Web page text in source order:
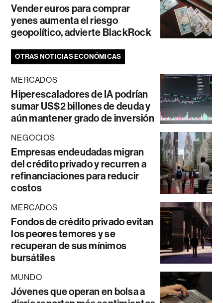
Vender euros para comprar
yenes aumenta el riesgo
geopolítico, advierte BlackRock
OTRAS NOTICIAS ECONÓMICAS
MERCADOS
Hiperescaladores de IA podrían
sumar US$2 billones de deuda y
aún mantener grado de inversión
NEGOCIOS
Empresas endeudadas migran
del crédito privado y recurren a
refinanciaciones para reducir
costos
MERCADOS
Fondos de crédito privado evitan
los peores temores y se
recuperan de sus mínimos
bursátiles
MUNDO
Jóvenes que operan en bolsa a